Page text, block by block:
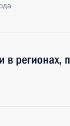
в регионах,